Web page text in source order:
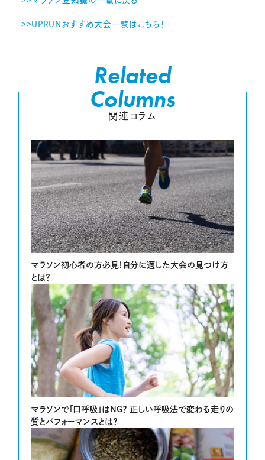
>>UPRUNおすすめ大会一覧はこちら！
Related
Columns
関連コラム
マラソン初心者の方必見！自分に適した大会の見つけ方
とは？
マラソンで「口呼吸」はNG？ 正しい呼吸法で変わる走りの
質とパフォーマンスとは？